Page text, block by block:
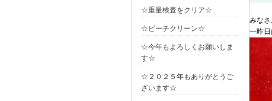
☆重量検査をクリア☆
☆ビーチクリーン☆
☆今年もよろしくお願いしま
す☆
☆２０２５年もありがとうご
ざいます☆
みな
一昨